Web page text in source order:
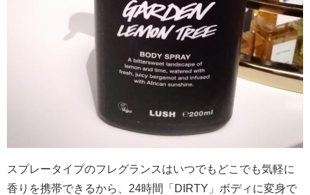
スプレータイプのフレグランスはいつでもどこでも気軽に
香りを携帯できるから、 24時間「 DIRTY 」ボディに変身で